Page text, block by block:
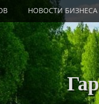
НОВОСТИ БИЗНЕСА